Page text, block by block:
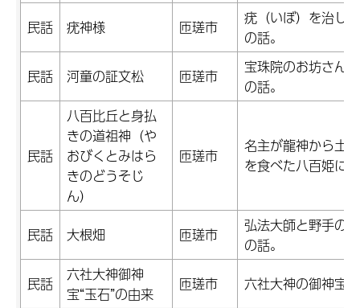
民話 疣神様 匝瑳市
疣（いぼ）を治し
の話。
民話
河童の証文松 匝瑳市
宝珠院のお坊さん
の話。
民話
八百比丘と身払
きの道祖神（や
おびくとみはら
きのどうそじ
ん）
匝瑳市
名主が龍神から土
を食べた八百姫に
民話 大根畑 匝瑳市
弘法大師と野手の
の話。
民話
六社大神御神
宝“玉石”の由来
匝瑳市 六社大神の御神宝